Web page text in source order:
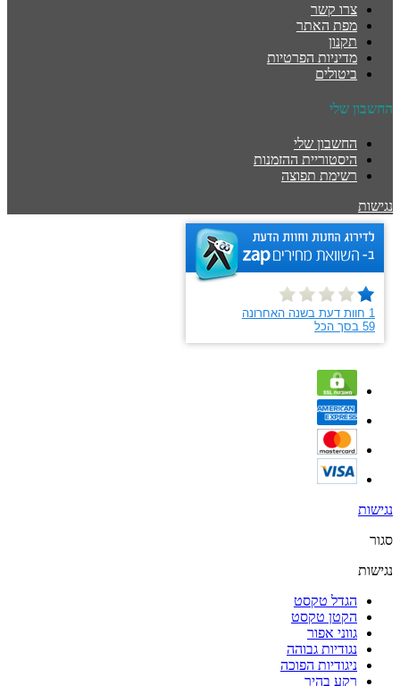
צרו קשר
מפת האתר
תקנון
מדיניות הפרטיות
ביטולים
החשבון שלי
החשבון שלי
היסטוריית ההזמנות
רשימת תפוצה
נגישות
נגישות
סגור
נגישות
הגדל טקסט
הקטן טקסט
גווני אפור
נגודיות גבוהה
ניגודיות הפוכה
רקע בהיר